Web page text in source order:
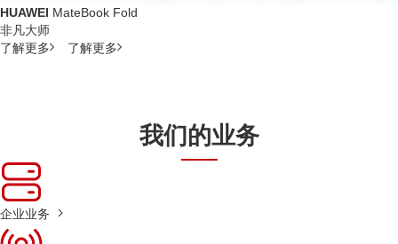
HUAWEI MateBook Fold
非凡大师
了解更多
了解更多
我们的业务
企业业务